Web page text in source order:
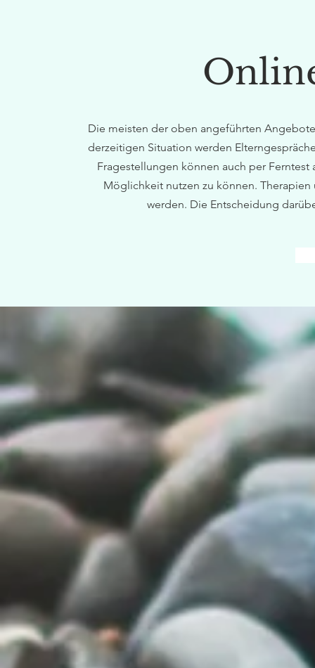
Die meisten der oben angeführten
derzeitigen Situation werden
Fragestellungen können auch per
Möglichkeit nutzen zu können.
werden. Die Entscheidung